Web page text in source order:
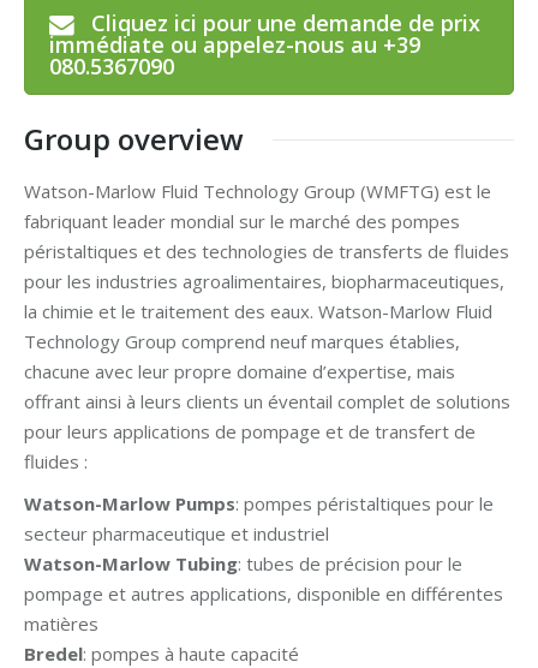
Cliquez ici pour une demande de prix
immédiate ou appelez-nous au +39
080.5367090
Group overview
Watson-Marlow Fluid Technology Group (WMFTG) est le
fabriquant leader mondial sur le marché des pompes
péristaltiques et des technologies de transferts de fluides
pour les industries agroalimentaires, biopharmaceutiques,
la chimie et le traitement des eaux. Watson-Marlow Fluid
Technology Group comprend neuf marques établies,
chacune avec leur propre domaine d’expertise, mais
offrant ainsi à leurs clients un éventail complet de solutions
pour leurs applications de pompage et de transfert de
fluides :
Watson-Marlow Pumps: pompes péristaltiques pour le
secteur pharmaceutique et industriel
Watson-Marlow Tubing: tubes de précision pour le
pompage et autres applications, disponible en différentes
matières
Bredel: pompes à haute capacité